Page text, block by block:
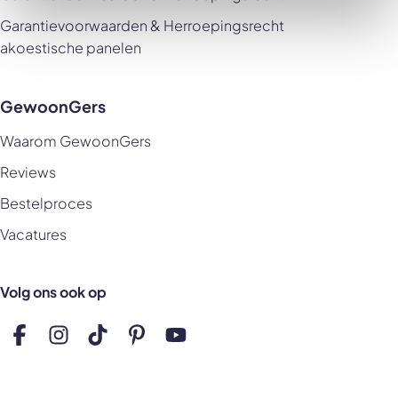
Garantievoorwaarden & Herroepingsrecht
akoestische panelen
GewoonGers
Waarom GewoonGers
Reviews
Bestelproces
Vacatures
Volg ons ook op
Volg ons op Facebook
Volg ons op Instagram
Volg ons op TikTok
Volg ons op Pinterest
Volg ons op YouTube